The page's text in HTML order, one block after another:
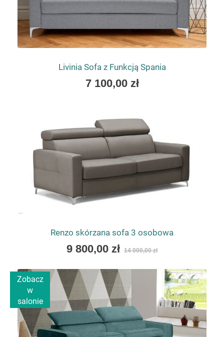
Livinia Sofa z Funkcją Spania
As
7 100,00 zł
Renzo skórzana sofa 3 osobowa
As
as
9 800,00 zł 14 000,00 zł
Zobacz
w
salonie